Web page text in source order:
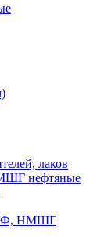
лаков
нефтяные
НМШГ